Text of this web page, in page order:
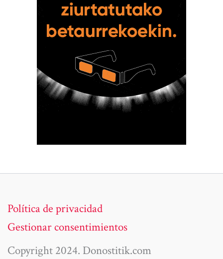
Política de privacidad
Gestionar consentimientos
Copyright 2024. Donostitik.com